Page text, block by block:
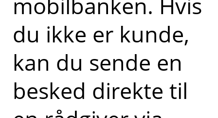
du ikke er kunde,
kan du sende en
besked direkte til